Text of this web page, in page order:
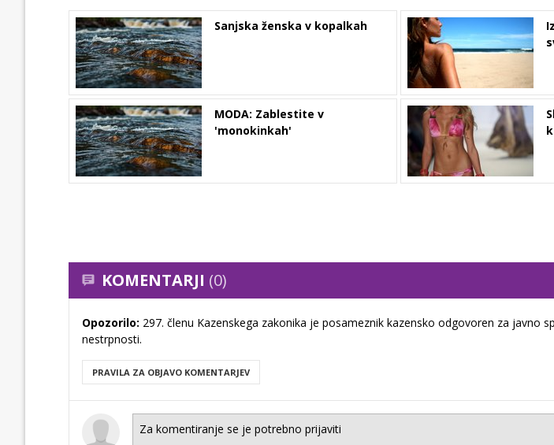
Sanjska ženska v kopalkah
MODA: Zablestite v
'monokinkah'
KOMENTARJI (0)
Opozorilo: 297. členu Kazenskega zakonika je posameznik kazensko odgovoren za javno
nestrpnosti.
PRAVILA ZA OBJAVO KOMENTARJEV